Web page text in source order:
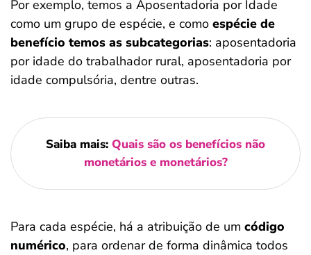
Por exemplo, temos a Aposentadoria por Idade
como um grupo de espécie, e como espécie de
benefício temos as subcategorias: aposentadoria
por idade do trabalhador rural, aposentadoria por
idade compulsória, dentre outras.
Saiba mais: Quais são os benefícios não
monetários e monetários?
Para cada espécie, há a atribuição de um código
numérico, para ordenar de forma dinâmica todos